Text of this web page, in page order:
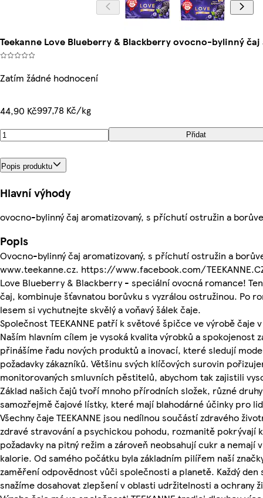
Teekanne Love Blueberry & Blackberry ovocno-bylinný
Zatím žádné hodnocení
44,90 Kč997,78 Kč/kg
Přidat
Popis produktu
Hlavní výhody
ovocno-bylinný čaj aromatizovaný, s příchutí ostružin a
Popis
Ovocno-bylinný čaj aromatizovaný, s příchutí ostružin a
www.teekanne.cz. https://www.facebook.com/
Love Blueberry & Blackberry - speciální ovocná romance!
čaj, kombinuje šťavnatou borůvku s vyzrálou ostružinou. Po
lesem si vychutnejte skvělý a voňavý šálek čaje.
Společnost TEEKANNE patří k světové špičce ve výrobě čaje
Naším hlavním cílem je vysoká kvalita výrobků a spokojenost
přinášíme řadu nových produktů a inovací, které sledují
požadavky zákazníků. Většinu svých klíčových surovin
monitorovaných smluvních pěstitelů, abychom tak zajistili
Základ našich čajů tvoří mnoho přírodních složek, různé
samozřejmě čajové lístky, které mají blahodárné účinky pro
Všechny čaje TEEKANNE jsou nedílnou součástí zdravého
zdravé stravování a psychickou pohodu, rozmanitě pokrývají
požadavky na pitný režim a zároveň neobsahují cukr a nemají
kalorie. Od samého počátku byla základním pilířem naší
zaměření odpovědnost vůči společnosti a planetě. Každý den
snažíme dosahovat zlepšení v oblasti udržitelnosti a ochrany